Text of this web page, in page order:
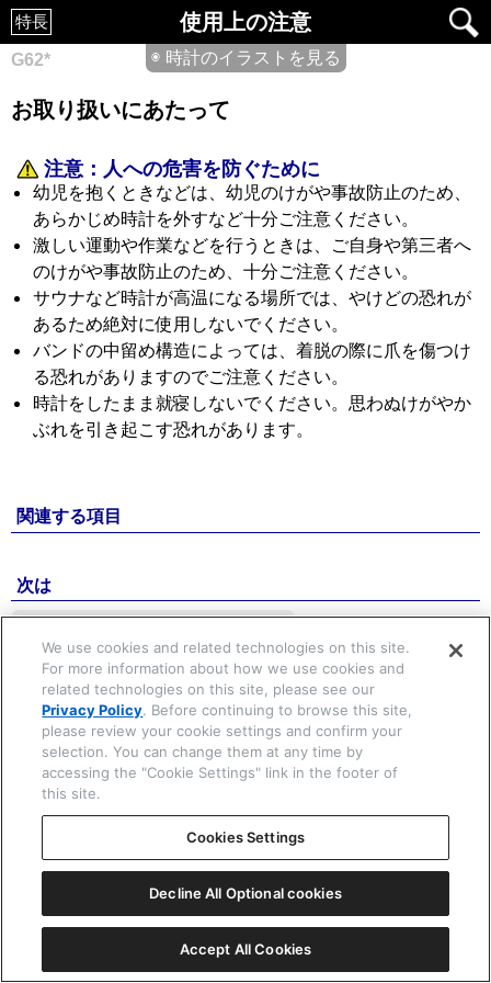
使用上の注意
特長
◉ 時計のイラストを見る
G62*
お取り扱いにあたって
注意： 人への危害を防ぐために
幼児を抱くときなどは、幼児のけがや事故防止のため、
あらかじめ時計を外すなど十分ご注意ください。
激しい運動や作業などを行うときは、ご自身や第三者へ
のけがや事故防止のため、十分ご注意ください。
サウナなど時計が高温になる場所では、やけどの恐れが
あるため絶対に使用しないでください。
バンドの中留め構造によっては、着脱の際に爪を傷つけ
る恐れがありますのでご注意ください。
時計をしたまま就寝しないでください。思わぬけがやか
ぶれを引き起こす恐れがあります。
関連する項目
次は
絵表示の説明
Copyright © 2026 CITIZEN WATCH Co. Ltd. All rights reserved.
We use cookies and related technologies on this site.
For more information about how we use cookies and
related technologies on this site, please see our
Privacy Policy. Before continuing to browse this site,
please review your cookie settings and confirm your
selection. You can change them at any time by
accessing the "Cookie Settings" link in the footer of
this site.
Cookies Settings
Decline All Optional cookies
Accept All Cookies